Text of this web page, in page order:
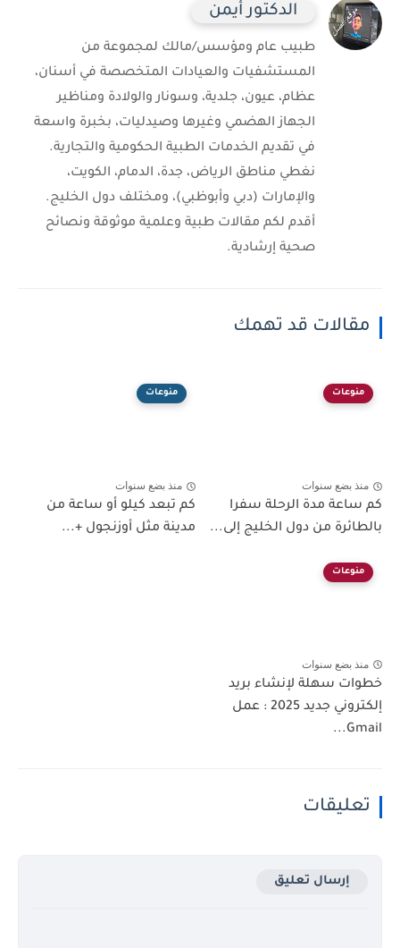
الدكتور أيمن
طبيب عام ومؤسس/مالك لمجموعة من
المستشفيات والعيادات المتخصصة في أسنان،
عظام، عيون، جلدية، وسونار والولادة ومناظير
الجهاز الهضمي وغيرها وصيدليات، بخبرة واسعة
في تقديم الخدمات الطبية الحكومية والتجارية.
نغطي مناطق الرياض، جدة، الدمام، الكويت،
والإمارات (دبي وأبوظبي)، ومختلف دول الخليج.
أقدم لكم مقالات طبية وعلمية موثوقة ونصائح
صحية إرشادية.
مقالات قد تهمك
منوعات
منذ بضع سنوات
كم ساعة مدة الرحلة سفرا
بالطائرة من دول الخليج إلى...
منوعات
منذ بضع سنوات
كم تبعد كيلو أو ساعة من
مدينة مثل أوزنجول +...
منوعات
منذ بضع سنوات
خطوات سهلة لإنشاء بريد
إلكتروني جديد 2025 : عمل
Gmail...
تعليقات
إرسال تعليق